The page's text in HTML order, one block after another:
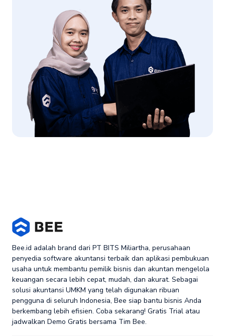
Bee.id adalah brand dari PT BITS Miliartha, perusahaan
penyedia software akuntansi terbaik dan aplikasi pembukuan
usaha untuk membantu pemilik bisnis dan akuntan mengelola
keuangan secara lebih cepat, mudah, dan akurat. Sebagai
solusi akuntansi UMKM yang telah digunakan ribuan
pengguna di seluruh Indonesia, Bee siap bantu bisnis Anda
berkembang lebih efisien. Coba sekarang! Gratis Trial atau
jadwalkan Demo Gratis bersama Tim Bee.